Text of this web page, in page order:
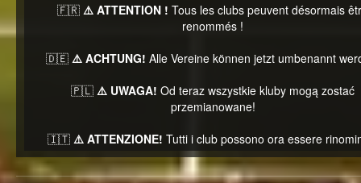
🇫🇷 ⚠️ ATTENTION ! Tous les clubs peuvent désormais
renommés !
🇩🇪 ⚠️ ACHTUNG! Alle Vereine können jetzt umbenannt
🇵🇱 ⚠️ UWAGA! Od teraz wszystkie kluby mogą zostać
przemianowane!
🇮🇹 ⚠️ ATTENZIONE! Tutti i club possono ora essere